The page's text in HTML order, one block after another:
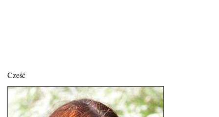
Cześć